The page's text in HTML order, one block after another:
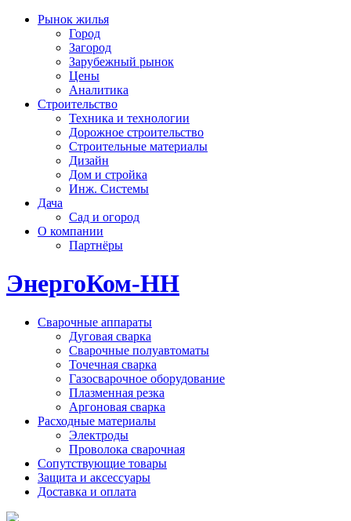
Рынок жилья
Город
Загород
Зарубежный рынок
Цены
Аналитика
Строительство
Техника и технологии
Дорожное строительство
Строительные материалы
Дизайн
Дом и стройка
Инж. Системы
Дача
Сад и огород
О компании
Партнёры
ЭнергоКом-НН
Сварочные аппараты
Дуговая сварка
Сварочные полуавтоматы
Точечная сварка
Газосварочное оборудование
Плазменная резка
Аргоновая сварка
Расходные материалы
Электроды
Проволока сварочная
Сопутствующие товары
Защита и аксессуары
Доставка и оплата